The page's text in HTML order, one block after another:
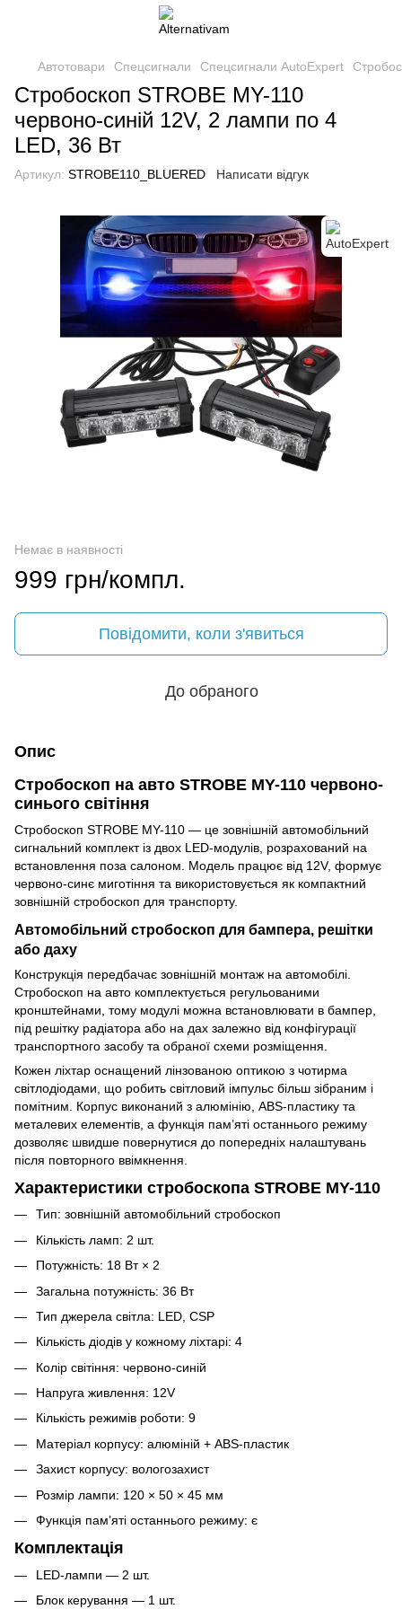
Автотовари Спецсигнали Спецсигнали AutoExpert
Стробоскоп STROBE MY-110
червоно-синій 12V, 2 лампи по 4
LED, 36 Вт
Артикул: STROBE110_BLUERED Написати відгук
Немає в наявності
999 грн/компл.
Повідомити, коли з'явиться
До обраного
Опис
Стробоскоп на авто STROBE MY-110 червоно-
синього світіння
Стробоскоп STROBE MY-110 — це зовнішній автомобільний
сигнальний комплект із двох LED-модулів, розрахований на
встановлення поза салоном. Модель працює від 12V, формує
червоно-синє миготіння та використовується як компактний
зовнішній стробоскоп для транспорту.
Автомобільний стробоскоп для бампера, решітки
або даху
Конструкція передбачає зовнішній монтаж на автомобілі.
Стробоскоп на авто комплектується регульованими
кронштейнами, тому модулі можна встановлювати в бампер,
під решітку радіатора або на дах залежно від конфігурації
транспортного засобу та обраної схеми розміщення.
Кожен ліхтар оснащений лінзованою оптикою з чотирма
світлодіодами, що робить світловий імпульс більш зібраним і
помітним. Корпус виконаний з алюмінію, ABS-пластику та
металевих елементів, а функція пам’яті останнього режиму
дозволяє швидше повернутися до попередніх налаштувань
після повторного ввімкнення.
Характеристики стробоскопа STROBE MY-110
Тип: зовнішній автомобільний стробоскоп
Кількість ламп: 2 шт.
Потужність: 18 Вт × 2
Загальна потужність: 36 Вт
Тип джерела світла: LED, CSP
Кількість діодів у кожному ліхтарі: 4
Колір світіння: червоно-синій
Напруга живлення: 12V
Кількість режимів роботи: 9
Матеріал корпусу: алюміній + ABS-пластик
Захист корпусу: вологозахист
Розмір лампи: 120 × 50 × 45 мм
Функція пам’яті останнього режиму: є
Комплектація
LED-лампи — 2 шт.
Блок керування — 1 шт.